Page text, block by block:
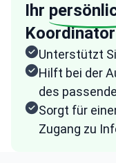
Ihr
Unterstützt
Hilft bei der
des
Sorgt für
Zugang zu